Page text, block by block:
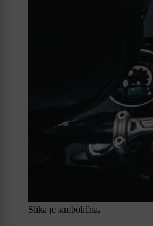
Slika je simbolična.